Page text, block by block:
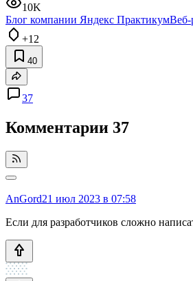
10K
Блог компании Яндекс ПрактикумВеб-
+12
40
37
Комментарии 37
AnGord21 июл 2023 в 07:58
Если для разработчиков сложно